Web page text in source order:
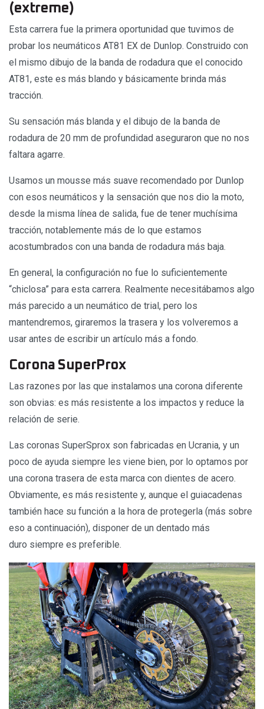
(extreme)
Esta carrera fue la primera oportunidad que tuvimos de
probar los neumáticos AT81 EX de Dunlop. Construido con
el mismo dibujo de la banda de rodadura que el conocido
AT81, este es más blando y básicamente brinda más
tracción.
Su sensación más blanda y el dibujo de la banda de
rodadura de 20 mm de profundidad aseguraron que no nos
faltara agarre.
Usamos un mousse más suave recomendado por Dunlop
con esos neumáticos y la sensación que nos dio la moto,
desde la misma línea de salida, fue de tener muchísima
tracción, notablemente más de lo que estamos
acostumbrados con una banda de rodadura más baja.
En general, la configuración no fue lo suficientemente
“chiclosa” para esta carrera. Realmente necesitábamos algo
más parecido a un neumático de trial, pero los
mantendremos, giraremos la trasera y los volveremos a
usar antes de escribir un artículo más a fondo.
Corona SuperProx
Las razones por las que instalamos una corona diferente
son obvias: es más resistente a los impactos y reduce la
relación de serie.
Las coronas SuperSprox son fabricadas en Ucrania, y un
poco de ayuda siempre les viene bien, por lo optamos por
una corona trasera de esta marca con dientes de acero.
Obviamente, es más resistente y, aunque el guiacadenas
también hace su función a la hora de protegerla (más sobre
eso a continuación), disponer de un dentado más
duro siempre es preferible.